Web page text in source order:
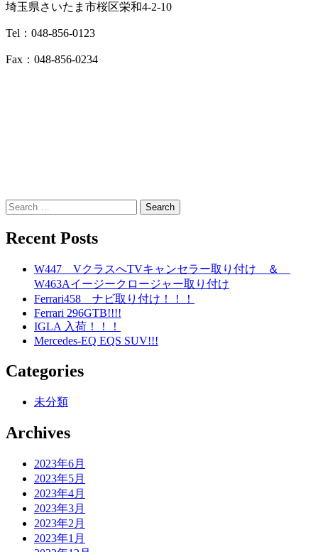
埼玉県さいたま市桜区栄和4-2-10
Tel：048-856-0123
Fax：048-856-0234
Search
for:
Recent Posts
W447 VクラスへTVキャンセラー取り付け ＆
W463Aイージークロージャー取り付け
Ferrari458 ナビ取り付け！！！
Ferrari 296GTB!!!!
IGLA 入荷！！！
Mercedes-EQ EQS SUV!!!
Categories
未分類
Archives
2023年6月
2023年5月
2023年4月
2023年3月
2023年2月
2023年1月